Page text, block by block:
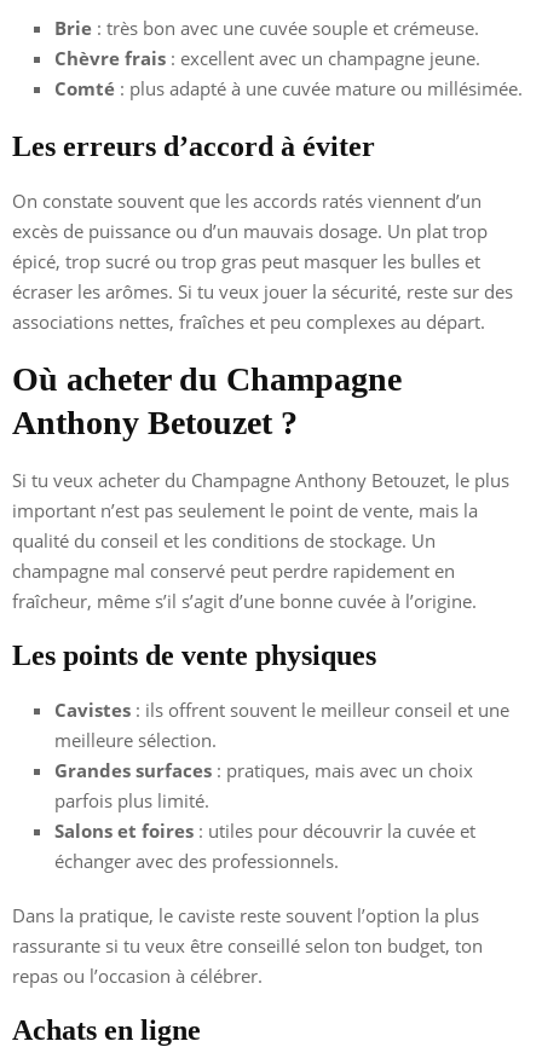
Brie : très bon avec une cuvée souple et crémeuse.
Chèvre frais : excellent avec un champagne jeune.
Comté : plus adapté à une cuvée mature ou millésimée.
Les erreurs d’accord à éviter
On constate souvent que les accords ratés viennent d’un
excès de puissance ou d’un mauvais dosage. Un plat trop
épicé, trop sucré ou trop gras peut masquer les bulles et
écraser les arômes. Si tu veux jouer la sécurité, reste sur des
associations nettes, fraîches et peu complexes au départ.
Où acheter du Champagne
Anthony Betouzet ?
Si tu veux acheter du Champagne Anthony Betouzet, le plus
important n’est pas seulement le point de vente, mais la
qualité du conseil et les conditions de stockage. Un
champagne mal conservé peut perdre rapidement en
fraîcheur, même s’il s’agit d’une bonne cuvée à l’origine.
Les points de vente physiques
Cavistes : ils offrent souvent le meilleur conseil et une
meilleure sélection.
Grandes surfaces : pratiques, mais avec un choix
parfois plus limité.
Salons et foires : utiles pour découvrir la cuvée et
échanger avec des professionnels.
Dans la pratique, le caviste reste souvent l’option la plus
rassurante si tu veux être conseillé selon ton budget, ton
repas ou l’occasion à célébrer.
Achats en ligne